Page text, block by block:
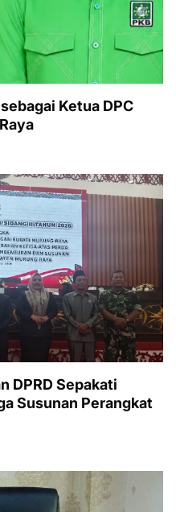
Ketua DPC
DPRD Sepakati
Susunan Perangkat